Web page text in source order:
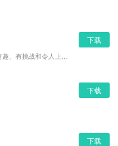
下载
下载
下载